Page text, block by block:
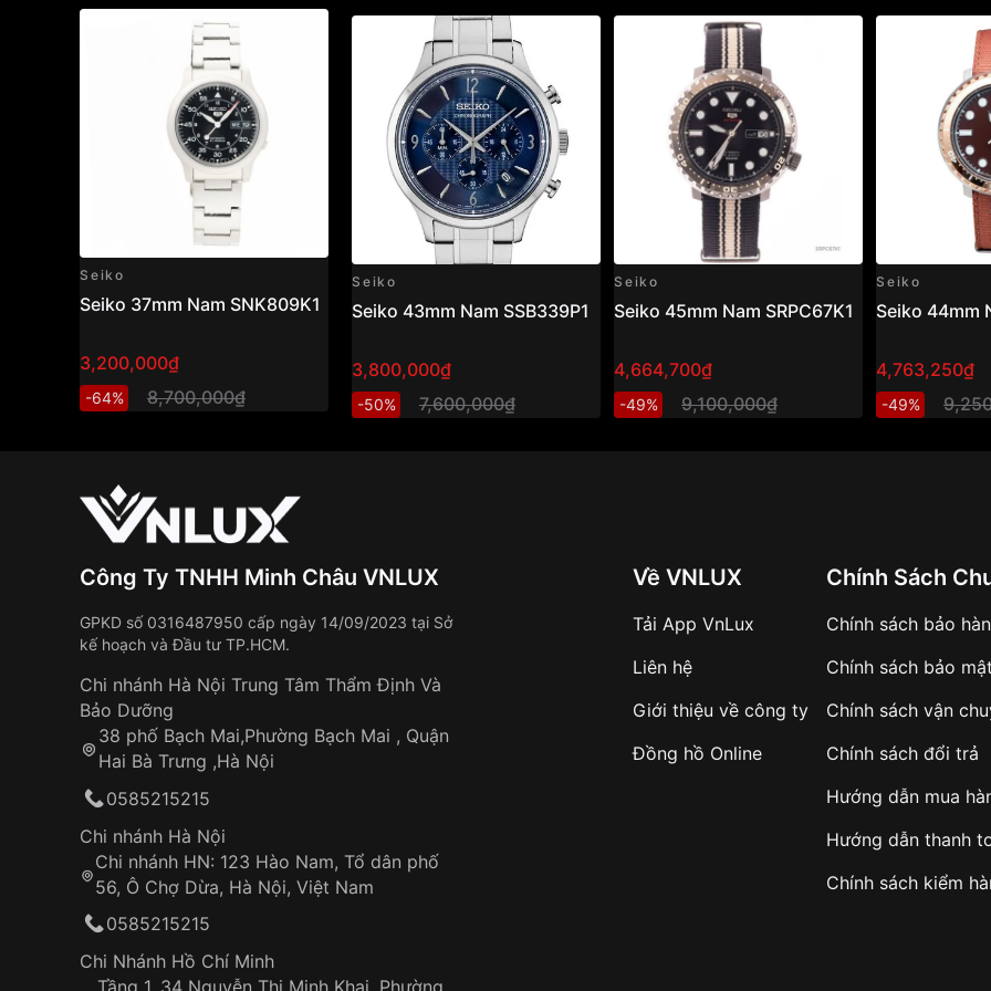
Seiko
Seiko 37mm Nam SNK809K1
3,200,000₫
-64% 8,700,000₫
Seiko
Seiko 43mm Nam SSB339P1
3,800,000₫
-50% 7,600,000₫
Seiko
Seiko 45mm Nam SRPC67K1
4,664,700₫
-49% 9,100,000₫
Seiko
Seiko 44mm
4,763,250₫
-49%
Công Ty TNHH Minh Châu VNLUX
GPKD số 0316487950 cấp ngày 14/09/2023 tại Sở
kế hoạch và Đầu tư TP.HCM.
Chi nhánh Hà Nội Trung Tâm Thẩm Định Và
Bảo Dưỡng
38 phố Bạch Mai,Phường Bạch Mai , Quận
Hai Bà Trưng ,Hà Nội
0585215215
Chi nhánh Hà Nội
Chi nhánh HN: 123 Hào Nam, Tổ dân phố
56, Ô Chợ Dừa, Hà Nội, Việt Nam
0585215215
Chi Nhánh Hồ Chí Minh
Về VNLUX
Tải App VnLux
Liên hệ
Giới thiệu về công ty
Đồng hồ Online
Chính Sách
Chính sách bảo
Chính sách bảo mật
Chính sách vận
Chính sách đổi trả
Hướng dẫn mua
Hướng dẫn thanh
Chính sách kiểm